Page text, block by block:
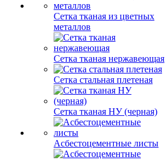
Сетка тканая из цветных
металлов
Сетка тканая нержавеющая
Сетка стальная плетеная
Сетка тканая НУ (черная)
Асбестоцементные листы